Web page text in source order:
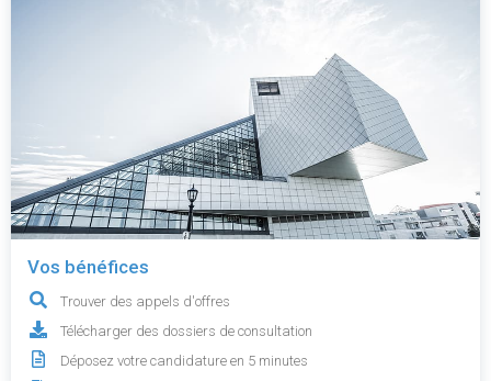
Vos bénéfices
Trouver des appels d'offres
Télécharger des dossiers de consultation
Déposez votre candidature en 5 minutes